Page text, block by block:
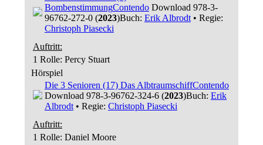
BombenstimmungContendoDownload 978-3-
96762-272-0 (2023)Buch: Erik Albrodt• Regie:
Christoph Piasecki
Auftritt:
1 Rolle: Percy Stuart
Hörspiel
Die 3 Senioren (17) Das AlbtraumschiffContendo
Download 978-3-96762-324-6 (2023)Buch: Erik
Albrodt• Regie: Christoph Piasecki
Auftritt:
1 Rolle: Daniel Moore